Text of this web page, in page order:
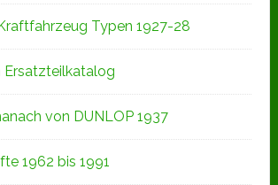
Typen 1927-28
Ersatzteilkatalog
von DUNLOP 1937
1962 bis 1991